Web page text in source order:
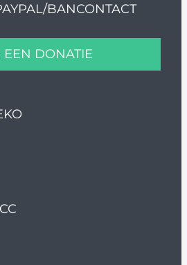
BANCONTACT
EEN DONATIE